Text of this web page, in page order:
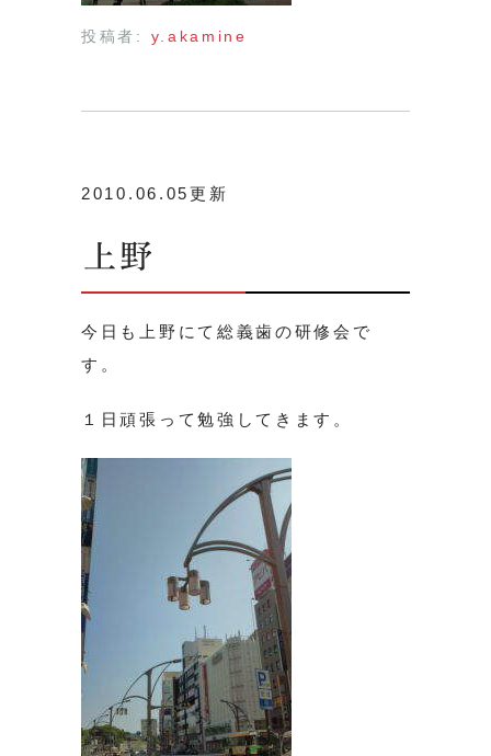
投稿者: y.akamine
2010.06.05更新
上野
今日も上野にて総義歯の研修会で
す。
１日頑張って勉強してきます。